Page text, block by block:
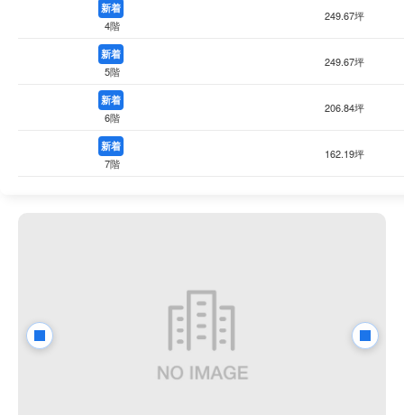
新着
4階
249.67坪
新着
5階
249.67坪
新着
6階
206.84坪
新着
7階
162.19坪